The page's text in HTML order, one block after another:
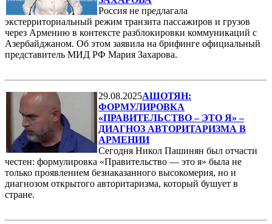
Россия не предлагала
экстерриториальный режим транзита пассажиров и грузов
через Армению в контексте разблокировки коммуникаций с
Азербайджаном. Об этом заявила на брифинге официальный
представитель МИД РФ Мария Захарова.
29.08.2025АШОТЯН:
ФОРМУЛИРОВКА
«ПРАВИТЕЛЬСТВО – ЭТО Я» –
ДИАГНОЗ АВТОРИТАРИЗМА В
АРМЕНИИ
Сегодня Никол Пашинян был отчасти
честен: формулировка «Правительство — это я» была не
только проявлением безнаказанного высокомерия, но и
диагнозом открытого авторитаризма, который бушует в
стране.